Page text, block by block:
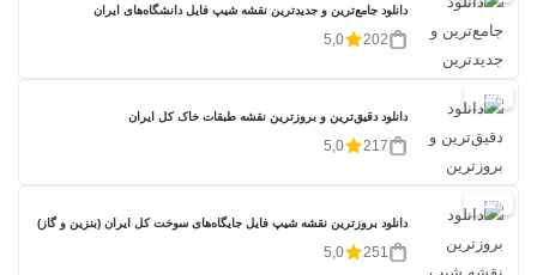
دانلود جامع‌ترین و جدیدترین نقشه شیپ فایل دانشگاه‌های ایران
202
5,0
20%
دانلود دقیق‌ترین و بروزترین نقشه طبقات خاک کل ایران
217
5,0
20%
دانلود بروزترین نقشه شیپ فایل جایگاه‌های سوخت کل ایران (بنزین و گاز)
251
5,0